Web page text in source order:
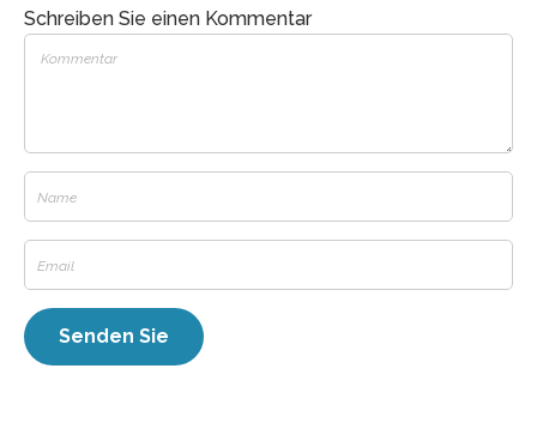
Schreiben Sie einen Kommentar